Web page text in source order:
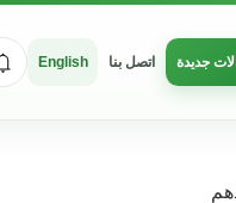
جديدة اتصل بنا English